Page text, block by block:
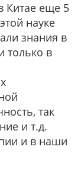
Китае еще 5
науке
знания в
только в
так
и т.д.
и в наши